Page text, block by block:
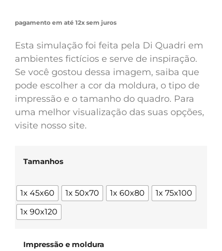
pagamento em até 12x sem juros
Esta simulação foi feita pela Di Quadri em
ambientes fictícios e serve de inspiração.
Se você gostou dessa imagem, saiba que
pode escolher a cor da moldura, o tipo de
impressão e o tamanho do quadro. Para
uma melhor visualização das suas opções,
visite nosso site.
Tamanhos
1x 45x60 1x 50x70 1x 60x80
1x 75x100
1x 90x120
Impressão e moldura